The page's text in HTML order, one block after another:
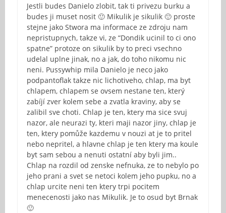
Jestli budes Danielo zlobit, tak ti privezu burku a
budes ji muset nosit 🙂 Mikulik je sikulik 🙂 proste
stejne jako Stwora ma informace ze zdroju nam
nepristupnych, takze vi, ze “Dondik ucinil to ci ono
spatne” protoze on sikulik by to preci vsechno
udelal uplne jinak, no a jak, do toho nikomu nic
neni. Pussywhip mila Danielo je neco jako
podpantoflak takze nic lichotiveho, chlap, ma byt
chlapem, chlapem se ovsem nestane ten, který
zabíjí zver kolem sebe a zvatla kraviny, aby se
zalibil sve choti. Chlap je ten, ktery ma sice svuj
nazor, ale neurazi ty, kteri maji nazor jiny, chlap je
ten, ktery pomůže kazdemu v nouzi at je to pritel
nebo nepritel, a hlavne chlap je ten ktery ma koule
byt sam sebou a nenuti ostatní aby byli jim..
Chlap na rozdil od zenske nefnuka, ze to nebylo po
jeho prani a svet se netoci kolem jeho pupku, no a
chlap urcite neni ten ktery trpi pocitem
menecenosti jako nas Mikulik. Je to osud byt Brnak
🙂